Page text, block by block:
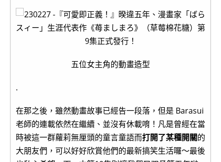
五位女主角的動畫造型
.
在那之後，雖然動畫故事已經告一段落，但是 Barasui
老師的連載依然在繼續、並沒有休載唷！凡是曾經在當
時被這一群蘿莉無厘頭的童言童語而打開了某種開關的
大朋友們，可以好好欣賞他們的最新搞笑生活囉～最後